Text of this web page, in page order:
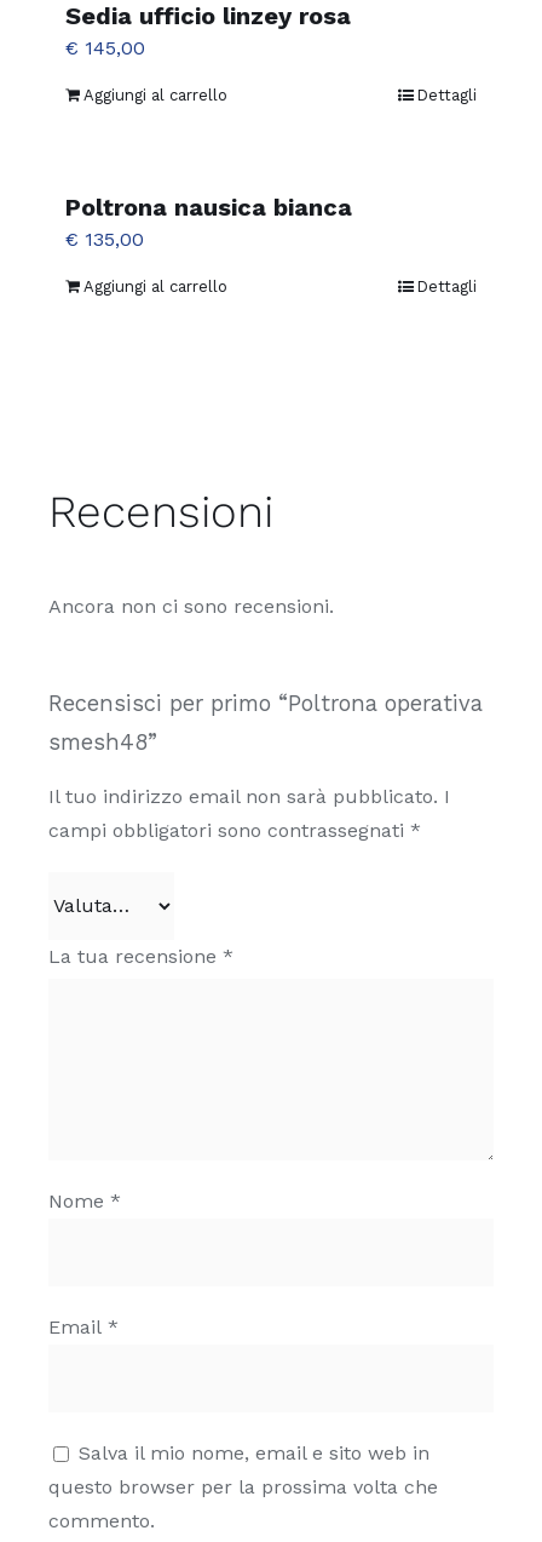
Sedia ufficio linzey rosa
€ 145,00
Aggiungi al carrello Dettagli
Poltrona nausica bianca
€ 135,00
Aggiungi al carrello Dettagli
Recensioni
Ancora non ci sono recensioni.
Recensisci per primo “Poltrona operativa
smesh48”
Il tuo indirizzo email non sarà pubblicato. I
campi obbligatori sono contrassegnati *
La tua recensione *
Nome *
Email *
Salva il mio nome, email e sito web in
questo browser per la prossima volta che
commento.